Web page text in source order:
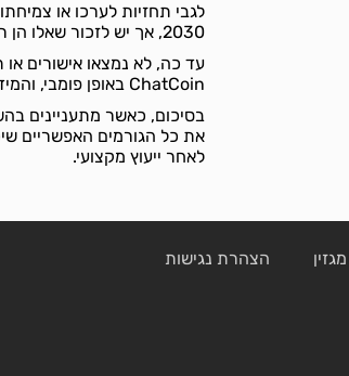
2030, אך יש לזכור שאלו הן רק תחזיות ולא ייעוץ השקעה מקצועי.
עד כה, לא נמצאו אישורים
ChatCoin באופן פומבי, והמידע לגבי המטבע לא עבר בדיקת עובדות מקצועית.
את כל הגורמים האפשריים
לאחר ייעוץ מקצועי.
מגזין הצהרת נגישות